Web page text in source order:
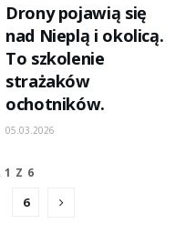
Drony pojawią się
nad Nieplą i okolicą.
To szkolenie
strażaków
ochotników.
05.03.2026
1 Z 6
6